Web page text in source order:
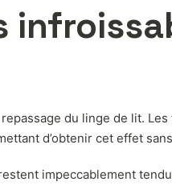
du linge de lit.
d’obtenir cet effet
impeccablement